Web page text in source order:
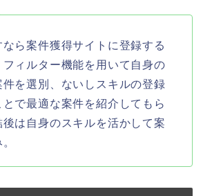
ら案件獲得サイトに登録する
ィルター機能を用いて自身の
を選別、ないしスキルの登録
で最適な案件を紹介してもら
後は自身のスキルを活かして案